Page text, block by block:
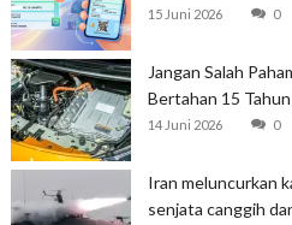
15 Juni 2026 0
Jangan Salah
Bertahan 15 Tahun
14 Juni 2026 0
Iran meluncurkan
senjata canggih